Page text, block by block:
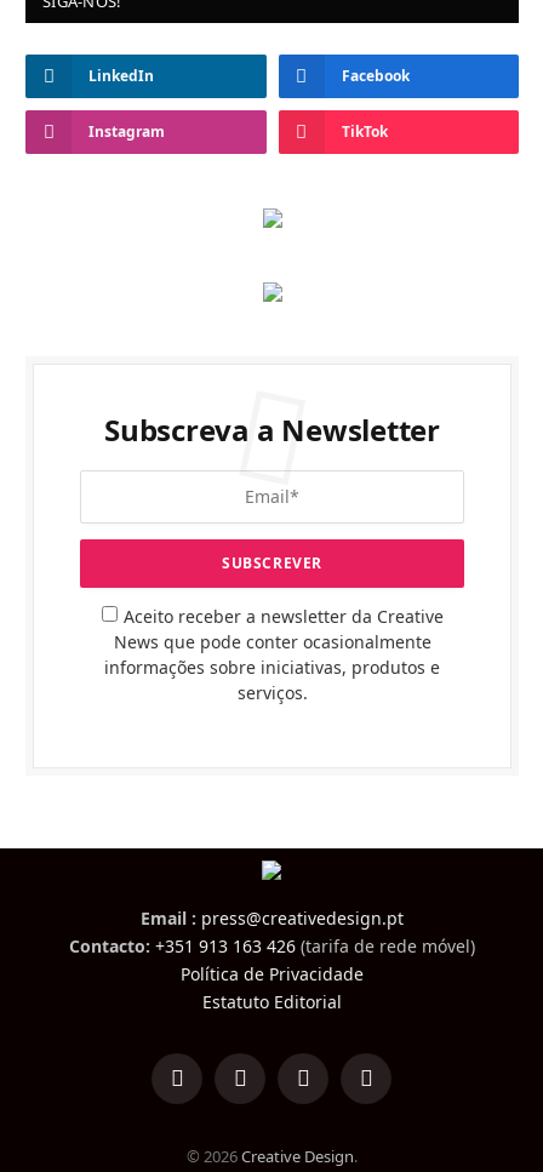
LinkedIn Facebook
Instagram TikTok
Subscreva a Newsletter
Aceito receber a newsletter da Creative
News que pode conter ocasionalmente
informações sobre iniciativas, produtos e
serviços.
Email : press@creativedesign.pt
Contacto: +351 913 163 426(tarifa de rede móvel)
Política de Privacidade
Estatuto Editorial
LinkedInFacebookInstagramTikTok
© 2026Creative Design.